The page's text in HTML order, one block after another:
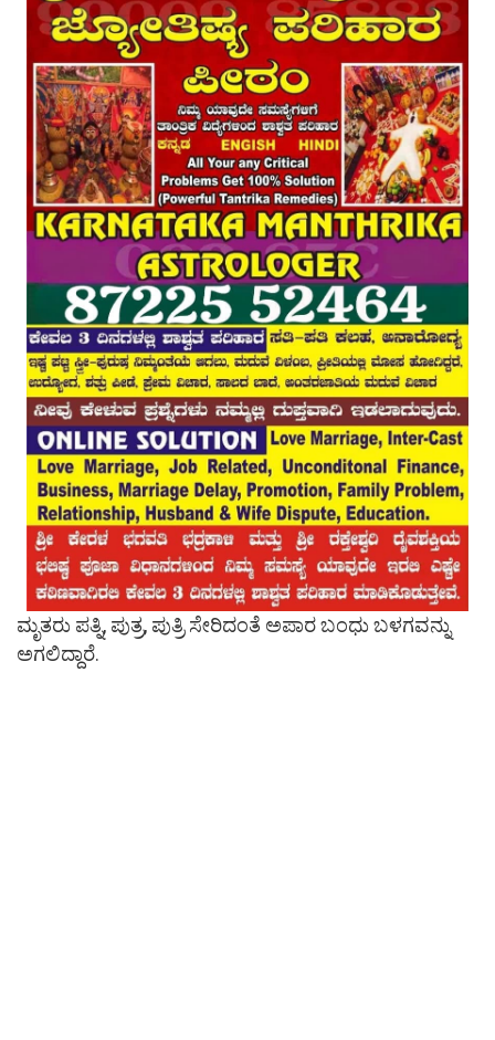
ಮೃತರು ಪತ್ನಿ, ಪುತ್ರ, ಪುತ್ರಿ ಸೇರಿದಂತೆ ಅಪಾರ ಬಂಧು ಬಳಗವನ್ನು
ಅಗಲಿದ್ದಾರೆ.